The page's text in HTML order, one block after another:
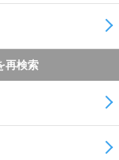
再検索